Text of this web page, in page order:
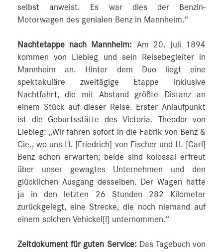
selbst anweist. Es war dies der Benzin-
Motorwagen des genialen Benz in Mannheim.“
Nachtetappe nach Mannheim: Am 20. Juli 1894
kommen von Liebieg und sein Reisebegleiter in
Mannheim an. Hinter dem Duo liegt eine
spektakuläre zweitägige Etappe inklusive
Nachtfahrt, die mit Abstand größte Distanz an
einem Stück auf dieser Reise. Erster Anlaufpunkt
ist die Geburtsstätte des Victoria. Theodor von
Liebieg: „Wir fahren sofort in die Fabrik von Benz &
Cie., wo uns H. [Friedrich] von Fischer und H. [Carl]
Benz schon erwarten; beide sind kolossal erfreut
über unser gewagtes Unternehmen und den
glücklichen Ausgang desselben. Der Wagen hatte
ja in den letzten 26 Stunden 282 Kilometer
zurückgelegt, eine Strecke, die noch niemand auf
einem solchen Vehickel[!] unternommen.“
Zeitdokument für guten Service: Das Tagebuch von